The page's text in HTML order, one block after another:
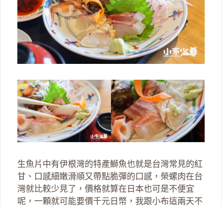
生魚片中有伊根灣的特產鰤魚也就是台灣常見的紅
甘、口感細嫩滑順又帶點脆彈的口感，榮螺肉在台
灣就比較少見了，價格就算在日本也可是不便宜
呢，一顆就可能要價千元日幣，我跟小布這兩天不